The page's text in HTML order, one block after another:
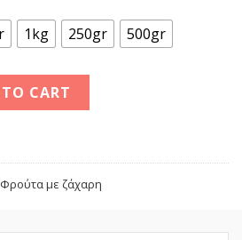
1kg 250gr 500gr
CART
με ζάχαρη